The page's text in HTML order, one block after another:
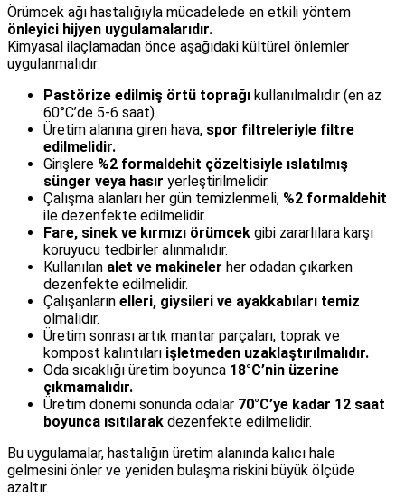
Örümcek ağı hastalığıyla mücadelede en etkili yöntem
önleyici hijyen uygulamalarıdır.
Kimyasal ilaçlamadan önce aşağıdaki kültürel önlemler
uygulanmalıdır:
Pastörize edilmiş örtü toprağı kullanılmalıdır (en az
60°C’de 5-6 saat).
Üretim alanına giren hava, spor filtreleriyle filtre
edilmelidir.
Girişlere %2 formaldehit çözeltisiyle ıslatılmış
sünger veya hasır yerleştirilmelidir.
Çalışma alanları her gün temizlenmeli, %2 formaldehit
ile dezenfekte edilmelidir.
Fare, sinek ve kırmızı örümcek gibi zararlılara karşı
koruyucu tedbirler alınmalıdır.
Kullanılan alet ve makineler her odadan çıkarken
dezenfekte edilmelidir.
Çalışanların elleri, giysileri ve ayakkabıları temiz
olmalıdır.
Üretim sonrası artık mantar parçaları, toprak ve
kompost kalıntıları işletmeden uzaklaştırılmalıdır.
Oda sıcaklığı üretim boyunca 18°C’nin üzerine
çıkmamalıdır.
Üretim dönemi sonunda odalar 70°C’ye kadar 12 saat
boyunca ısıtılarak dezenfekte edilmelidir.
Bu uygulamalar, hastalığın üretim alanında kalıcı hale
gelmesini önler ve yeniden bulaşma riskini büyük ölçüde
azaltır.